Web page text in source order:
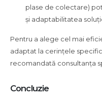
plase de colectare)
și adaptabilitatea
Pentru a alege cel mai
adaptat la cerințele
recomandată consultanța
Concluzie